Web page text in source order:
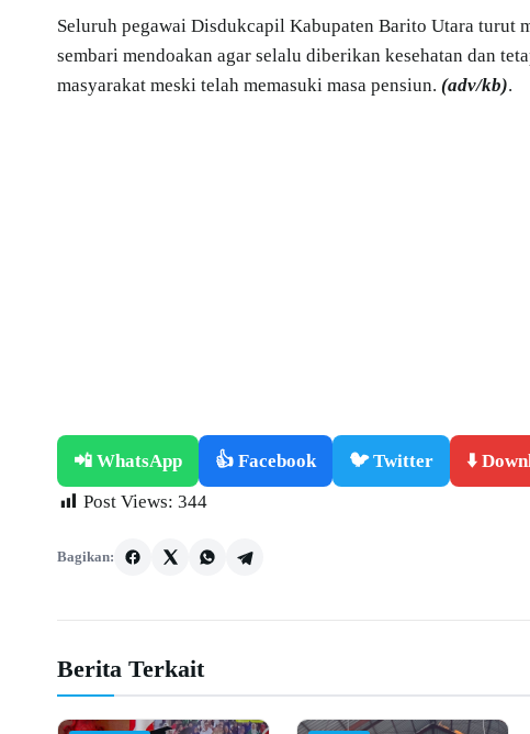
Seluruh pegawai Disdukcapil Kabupaten Barito Utara turut
sembari mendoakan agar selalu diberikan kesehatan dan
masyarakat meski telah memasuki masa pensiun. (adv/kb).
📲 WhatsApp 👍 Facebook 🐦 Twitter
⬇️
Post Views: 344
Bagikan:
Berita Terkait